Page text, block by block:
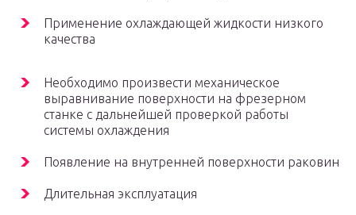
Применение охлаждающей жидкости низкого
качества
Необходимо произвести механическое
выравнивание поверхности на фрезерном
станке с дальнейшей проверкой работы
системы охлаждения
Появление на внутренней поверхности раковин
Длительная эксплуатация